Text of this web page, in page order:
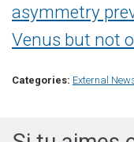
asymmetry
Venus but not
Categories: External